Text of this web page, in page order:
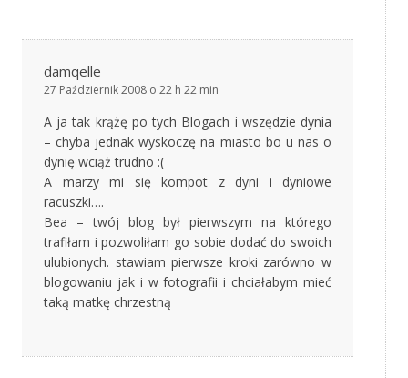
damqelle
27 Październik 2008 o 22 h 22 min
A ja tak krążę po tych Blogach i wszędzie dynia
– chyba jednak wyskoczę na miasto bo u nas o
dynię wciąż trudno :(
A marzy mi się kompot z dyni i dyniowe
racuszki….
Bea – twój blog był pierwszym na którego
trafiłam i pozwoliłam go sobie dodać do swoich
ulubionych. stawiam pierwsze kroki zarówno w
blogowaniu jak i w fotografii i chciałabym mieć
taką matkę chrzestną